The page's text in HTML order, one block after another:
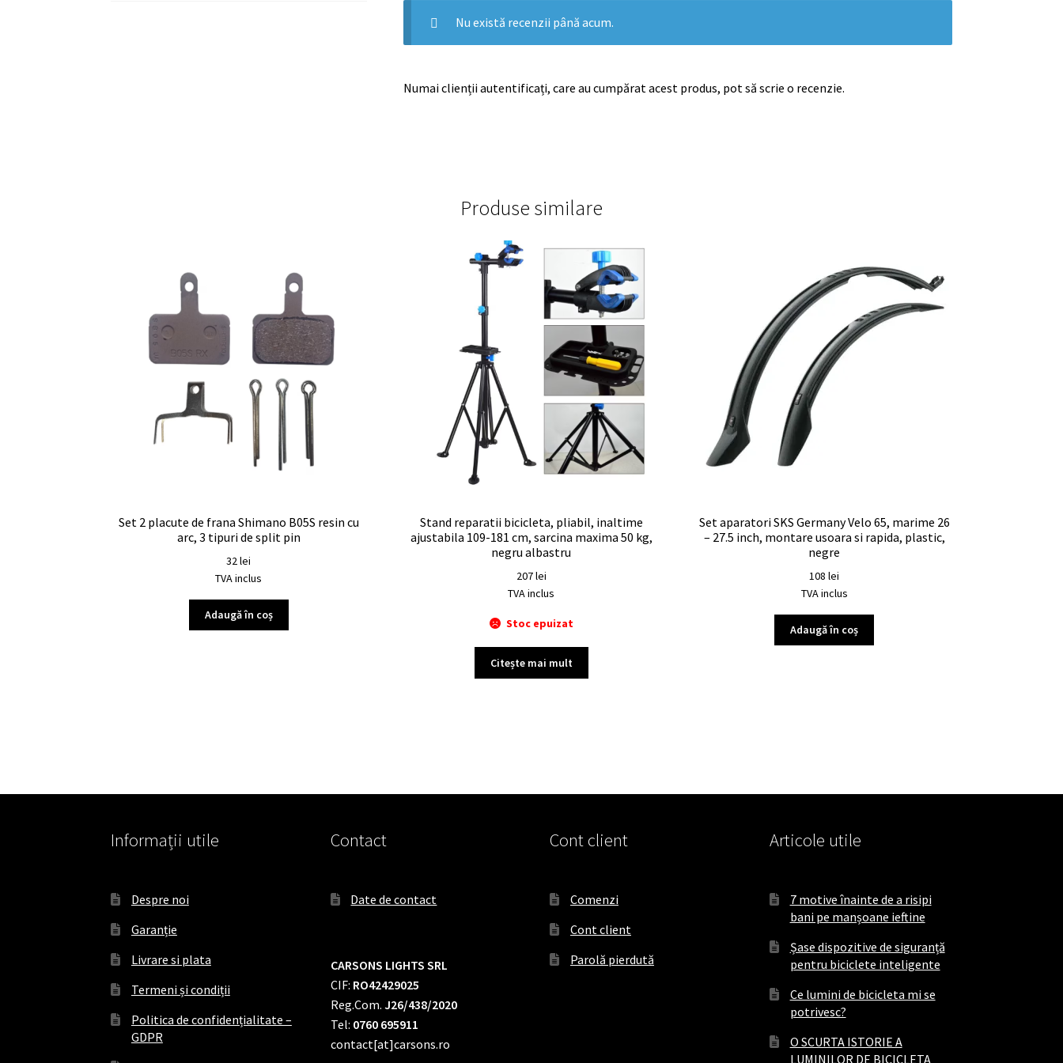
Nu există recenzii până acum.
Numai clienții autentificați, care au cumpărat acest produs, pot să scrie o recenzie.
Produse similare
Set 2 placute de frana Shimano B05S resin cu
arc, 3 tipuri de split pin
32lei
TVA inclus
Adaugă în coș
Stand reparatii bicicleta, pliabil, inaltime
ajustabila 109-181 cm, sarcina maxima 50 kg,
negru albastru
207lei
TVA inclus
Stoc epuizat
Citește mai mult
Set aparatori SKS Germany Velo 65, marime 26
– 27.5 inch, montare usoara si rapida, plastic,
negre
108lei
TVA inclus
Adaugă în coș
Informații utile
Despre noi
Garanție
Livrare si plata
Termeni și condiții
Politica de confidențialitate –
GDPR
Contact
Date de contact
CARSONS LIGHTS SRL
CIF: RO42429025
Reg.Com. J26/438/2020
Tel: 0760 695911
contact[at]carsons.ro
Cont client
Comenzi
Cont client
Parolă pierdută
Articole utile
7 motive înainte de a risipi
bani pe manșoane ieftine
Șase dispozitive de siguranță
pentru biciclete inteligente
Ce lumini de bicicleta mi se
potrivesc?
O SCURTA ISTORIE A
LUMINILOR DE BICICLETA